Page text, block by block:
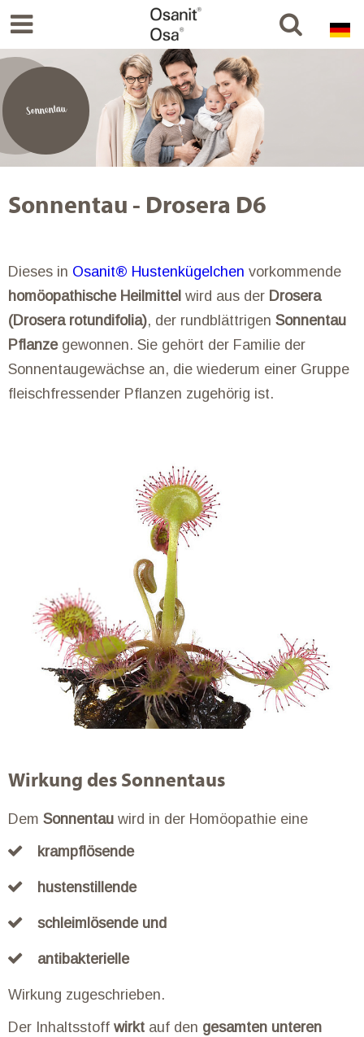
Sonnentau
Sonnentau - Drosera D6
Dieses in Osanit® Hustenkügelchen vorkommende
homöopathische Heilmittel wird aus der Drosera
(Drosera rotundifolia), der rundblättrigen Sonnentau
Pflanzegewonnen. Sie gehört der Familie der
Sonnentaugewächse an, die wiederum einer Gruppe
fleischfressender Pflanzen zugehörig ist.
Wirkung des Sonnentaus
Dem Sonnentau wird in der Homöopathie eine
krampflösende
hustenstillende
schleimlösende und
antibakterielle
Wirkung zugeschrieben.
Der Inhaltsstoff wirkt auf den gesamten unteren